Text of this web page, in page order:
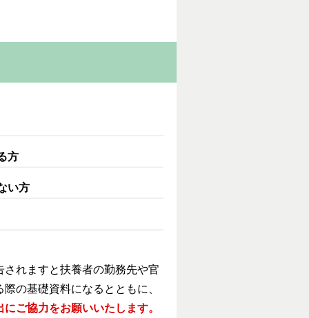
方
い方
れますと扶養者の勤務先や官
の基礎資料になるとともに、
ご協力をお願いいたします。